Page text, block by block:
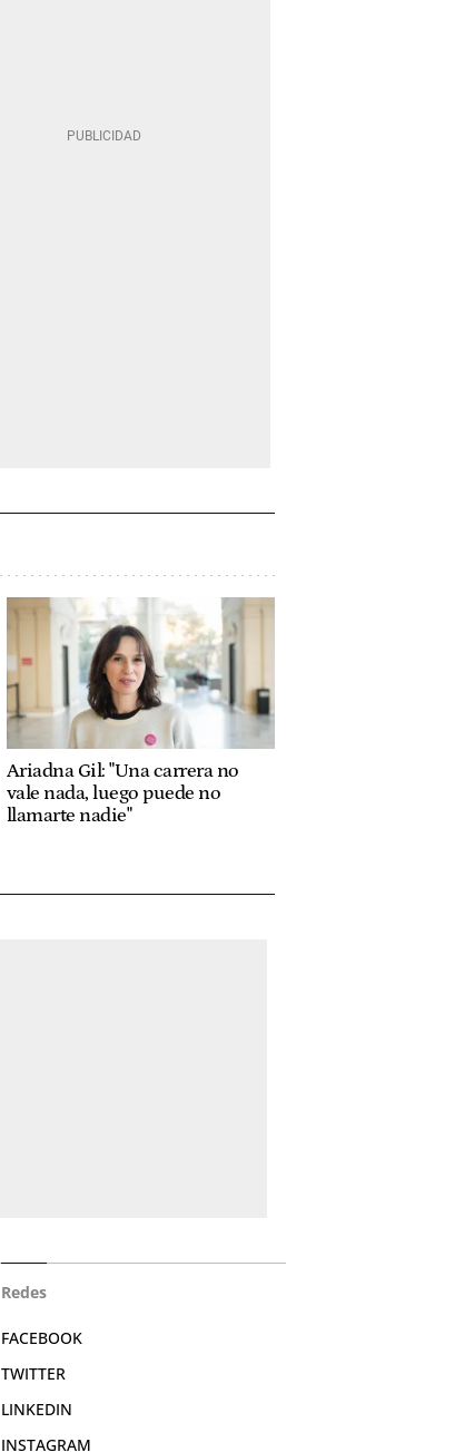
Ariadna Gil: "Una carrera no
vale nada, luego puede no
llamarte nadie"
Redes
FACEBOOK
TWITTER
LINKEDIN
INSTAGRAM